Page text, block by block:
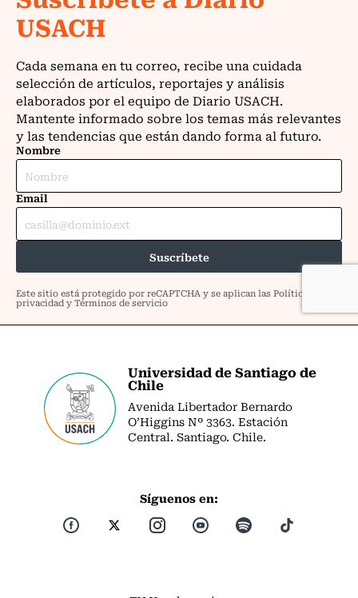
Universidad de Santiago de
Chile
Avenida Libertador Bernardo
O’Higgins Nº 3363. Estación
Central. Santiago. Chile.
Síguenos en: